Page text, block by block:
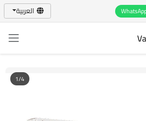
العربية
1/4